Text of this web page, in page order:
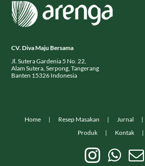
CV. Diva Maju Bersama
Jl. Sutera Gardenia 5 No. 22,
Alam Sutera, Serpong, Tangerang
Banten 15326 Indonesia
Home Resep Masakan Jurnal
Produk
Kontak